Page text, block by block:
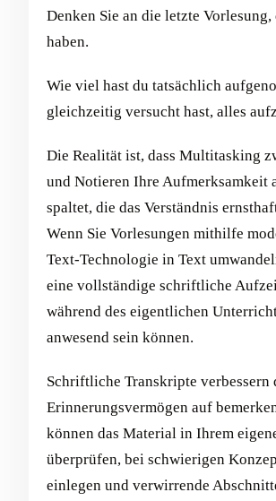
Denken Sie an die letzte Vorlesung,
haben.
Wie viel hast du tatsächlich
gleichzeitig versucht hast, alles
Die Realität ist, dass Multitasking
und Notieren Ihre Aufmerksamkeit
spaltet, die das Verständnis
Wenn Sie Vorlesungen mithilfe
Text-Technologie in Text
eine vollständige schriftliche
während des eigentlichen
anwesend sein können.
Schriftliche Transkripte verbessern
Erinnerungsvermögen auf
können das Material in Ihrem
überprüfen, bei schwierigen
einlegen und verwirrende